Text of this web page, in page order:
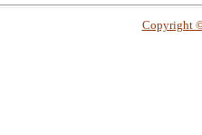
Copyright